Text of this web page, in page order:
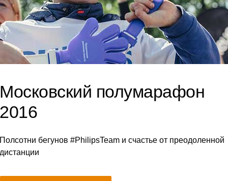
Московский полумарафон
2016
Полсотни бегунов #PhilipsTeam и счастье от преодоленной
дистанции